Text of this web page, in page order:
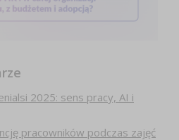
2025: sens pracy, AI i
pracowników podczas zajęć